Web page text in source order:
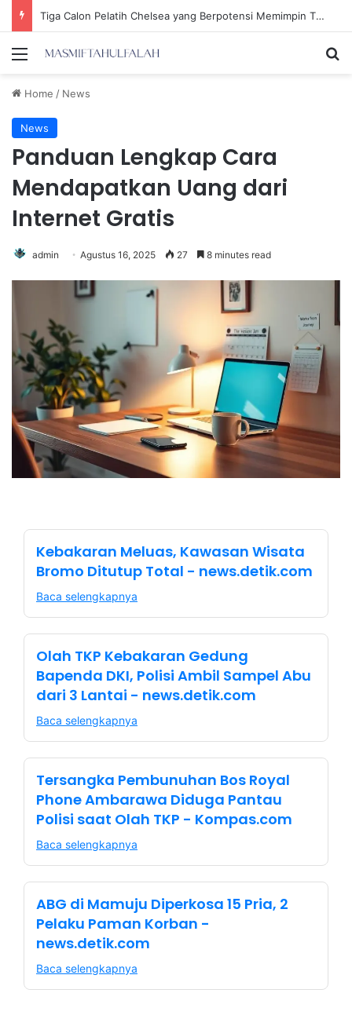
Tiga Calon Pelatih Chelsea yang Berpotensi Memimpin Tim di Musim Depan
Menu
Home / News
News
Panduan Lengkap Cara
Mendapatkan Uang dari
Internet Gratis
admin Agustus 16, 2025 27 8 minutes read
Kebakaran Meluas, Kawasan Wisata
Bromo Ditutup Total - news.detik.com
Baca selengkapnya
Olah TKP Kebakaran Gedung
Bapenda DKI, Polisi Ambil Sampel Abu
dari 3 Lantai - news.detik.com
Baca selengkapnya
Tersangka Pembunuhan Bos Royal
Phone Ambarawa Diduga Pantau
Polisi saat Olah TKP - Kompas.com
Baca selengkapnya
ABG di Mamuju Diperkosa 15 Pria, 2
Pelaku Paman Korban -
news.detik.com
Baca selengkapnya